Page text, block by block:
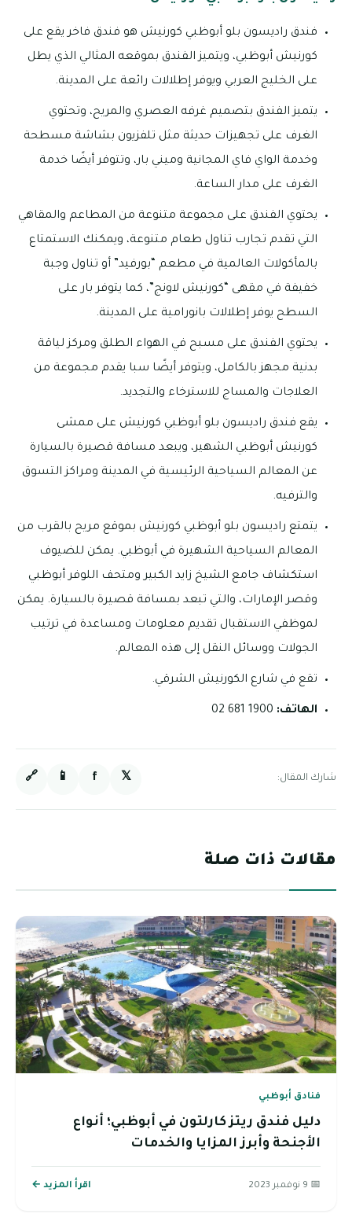
فندق راديسون بلو أبوظبي كورنيش هو فندق فاخر يقع على
كورنيش أبوظبي، ويتميز الفندق بموقعه المثالي الذي يطل
على الخليج العربي ويوفر إطلالات رائعة على المدينة.
يتميز الفندق بتصميم غرفه العصري والمريح، وتحتوي
الغرف على تجهيزات حديثة مثل تلفزيون بشاشة مسطحة
وخدمة الواي فاي المجانية وميني بار، وتتوفر أيضًا خدمة
الغرف على مدار الساعة.
يحتوي الفندق على مجموعة متنوعة من المطاعم والمقاهي
التي تقدم تجارب تناول طعام متنوعة، ويمكنك الاستمتاع
بالمأكولات العالمية في مطعم “بورفيد” أو تناول وجبة
خفيفة في مقهى “كورنيش لاونج”، كما يتوفر بار على
السطح يوفر إطلالات بانورامية على المدينة.
يحتوي الفندق على مسبح في الهواء الطلق ومركز لياقة
بدنية مجهز بالكامل، ويتوفر أيضًا سبا يقدم مجموعة من
العلاجات والمساج للاسترخاء والتجديد.
يقع فندق راديسون بلو أبوظبي كورنيش على ممشى
كورنيش أبوظبي الشهير، ويبعد مسافة قصيرة بالسيارة
عن المعالم السياحية الرئيسية في المدينة ومراكز التسوق
والترفيه.
يتمتع راديسون بلو أبوظبي كورنيش بموقع مريح بالقرب من
المعالم السياحية الشهيرة في أبوظبي. يمكن للضيوف
استكشاف جامع الشيخ زايد الكبير ومتحف اللوفر أبوظبي
وقصر الإمارات، والتي تبعد بمسافة قصيرة بالسيارة. يمكن
لموظفي الاستقبال تقديم معلومات ومساعدة في ترتيب
الجولات ووسائل النقل إلى هذه المعالم.
تقع في شارع الكورنيش الشرقي.
الهاتف:
شارك المقال: 𝕏
f
📱
🔗
مقالات ذات صلة
فنادق أبوظبي
دليل فندق ريتز كارلتون في أبوظبي؛ أنواع
الأجنحة وأبرز المزايا والخدمات
📅 9 نوفمبر 2023 اقرأ المزيد ←